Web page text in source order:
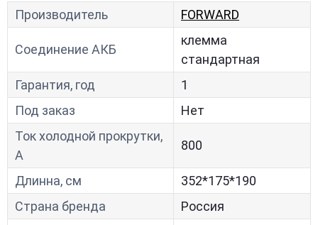
Производитель FORWARD
Соединение АКБ
клемма
стандартная
Гарантия, год
1
Под заказ
Нет
Ток холодной прокрутки,
A
800
Длинна, см
352*175*190
Страна бренда
Россия